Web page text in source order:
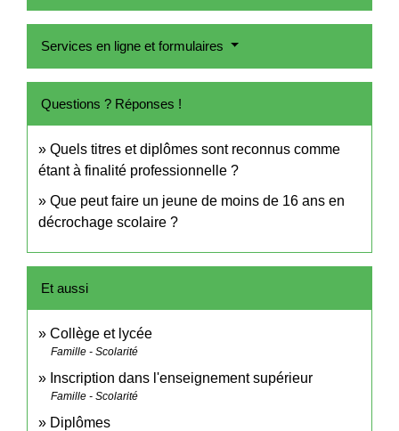
Services en ligne et formulaires
Questions ? Réponses !
Quels titres et diplômes sont reconnus comme
étant à finalité professionnelle ?
Que peut faire un jeune de moins de 16 ans en
décrochage scolaire ?
Et aussi
Collège et lycée
Famille - Scolarité
Inscription dans l'enseignement supérieur
Famille - Scolarité
Diplômes